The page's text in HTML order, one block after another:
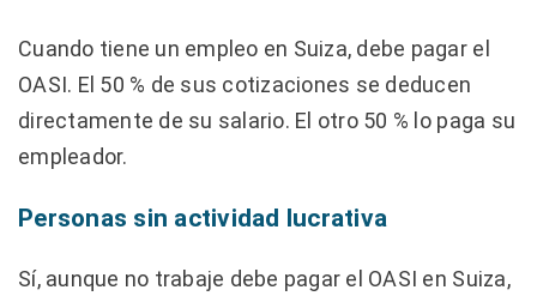
Cuando tiene un empleo en Suiza, debe pagar el
OASI. El 50 % de sus cotizaciones se deducen
directamente de su salario. El otro 50 % lo paga su
empleador.
Personas sin actividad lucrativa
Sí, aunque no trabaje debe pagar el OASI en Suiza,